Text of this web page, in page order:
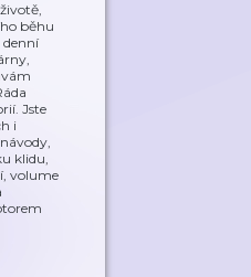
běhu
denní
Jste
i
klidu,
volume